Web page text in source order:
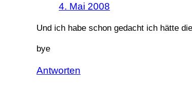
4. Mai 2008
Und ich habe schon gedacht ich hätte
bye
Antworten